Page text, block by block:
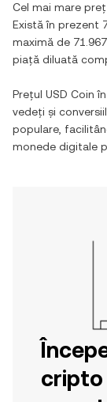
Cel mai mare
Există în prezent
maximă de
piață diluată
Prețul USD Coin în
vedeți și
populare,
monede digitale
cripto